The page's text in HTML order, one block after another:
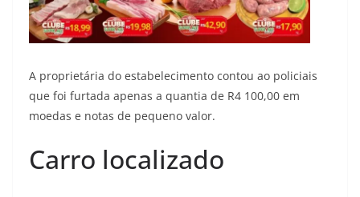
A proprietária do estabelecimento contou ao policiais
que foi furtada apenas a quantia de R4 100,00 em
moedas e notas de pequeno valor.
Carro localizado